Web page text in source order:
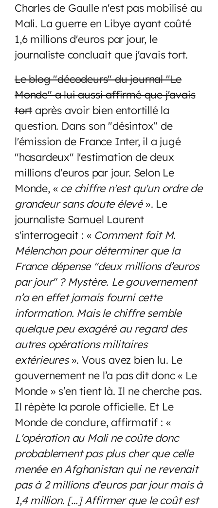
Charles de Gaulle n'est pas mobilisé au
Mali. La guerre en Libye ayant coûté
1,6 millions d'euros par jour, le
journaliste concluait que j'avais tort.
Le blog "décodeurs" du journal "Le
Monde" a lui aussi affirmé que j'avais
tortaprès avoir bien entortillé la
question. Dans son "désintox" de
l'émission de France Inter, il a jugé
"hasardeux" l'estimation de deux
millions d'euros par jour. Selon Le
Monde, « ce chiffre n'est qu'un ordre de
grandeur sans doute élevé». Le
journaliste Samuel Laurent
s'interrogeait : « Comment fait M.
Mélenchon pour déterminer que la
France dépense "deux millions d’euros
par jour" ? Mystère. Le gouvernement
n’a en effet jamais fourni cette
information. Mais le chiffre semble
quelque peu exagéré au regard des
autres opérations militaires
extérieures». Vous avez bien lu. Le
gouvernement ne l’a pas dit donc « Le
Monde » s’en tient là. Il ne cherche pas.
Il répète la parole officielle. Et Le
Monde de conclure, affirmatif : «
L'opération au Mali ne coûte donc
probablement pas plus cher que celle
menée en Afghanistan qui ne revenait
pas à 2 millions d'euros par jour mais à
1,4 million. […] Affirmer que le coût est